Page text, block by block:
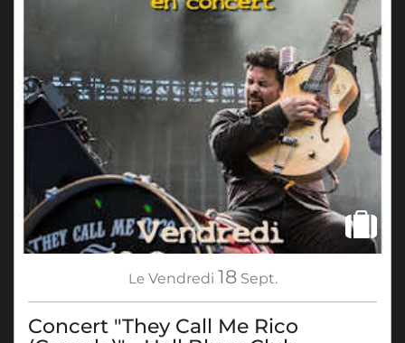
Le Vendredi 18 Sept.
Concert "They Call Me Rico